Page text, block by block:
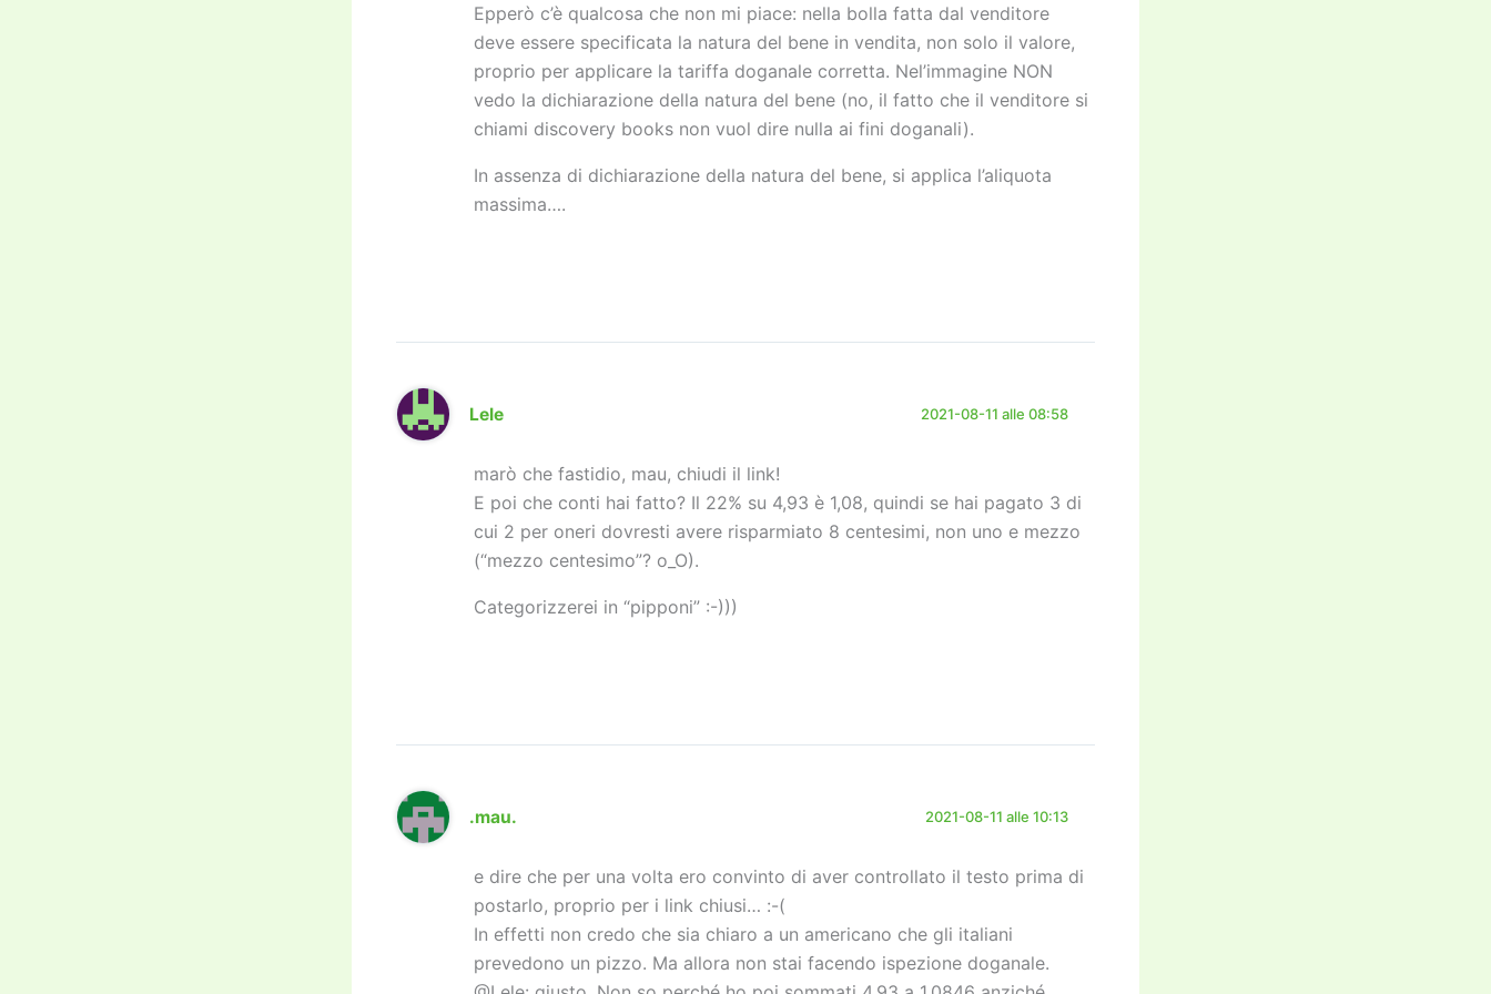
Epperò c’è qualcosa che non mi piace: nella bolla fatta dal venditore
deve essere specificata la natura del bene in vendita, non solo il valore,
proprio per applicare la tariffa doganale corretta. Nel’immagine NON
vedo la dichiarazione della natura del bene (no, il fatto che il venditore si
chiami discovery books non vuol dire nulla ai fini doganali).
In assenza di dichiarazione della natura del bene, si applica l’aliquota
massima….
Lele 2021-08-11 alle 08:58
marò che fastidio, mau, chiudi il link!
E poi che conti hai fatto? Il 22% su 4,93 è 1,08, quindi se hai pagato 3 di
cui 2 per oneri dovresti avere risparmiato 8 centesimi, non uno e mezzo
(“mezzo centesimo”? o_O).
Categorizzerei in “pipponi” :-)))
.mau. 2021-08-11 alle 10:13
e dire che per una volta ero convinto di aver controllato il testo prima di
postarlo, proprio per i link chiusi… :-(
In effetti non credo che sia chiaro a un americano che gli italiani
prevedono un pizzo. Ma allora non stai facendo ispezione doganale.